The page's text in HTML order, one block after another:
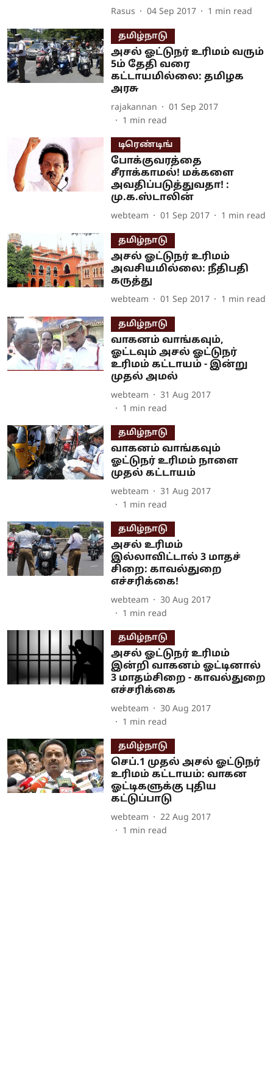
Rasus 04 Sep 2017 1 min read
தமிழ்நாடு
அசல் ஓட்டுநர் உரிமம் வரும்
5ம் தேதி வரை
கட்டாயமில்லை: தமிழக
அரசு
rajakannan
01 Sep 2017
1 min read
டிரெண்டிங்
போக்குவரத்தை
சீராக்காமல்! மக்களை
அவதிப்படுத்துவதா! :
மு.க.ஸ்டாலின்
webteam 01 Sep 2017 1 min read
தமிழ்நாடு
அசல் ஓட்டுநர் உரிமம்
அவசியமில்லை: நீதிபதி
கருத்து
webteam 01 Sep 2017 1 min read
தமிழ்நாடு
வாகனம் வாங்கவும்,
ஓட்டவும் அசல் ஓட்டுநர்
உரிமம் கட்டாயம் - இன்று
முதல் அமல்
webteam
31 Aug 2017
1 min read
தமிழ்நாடு
வாகனம் வாங்கவும்
ஓட்டுநர் உரிமம் நாளை
முதல் கட்டாயம்
webteam
31 Aug 2017
1 min read
தமிழ்நாடு
அசல் உரிமம்
இல்லாவிட்டால் 3 மாதச்
சிறை: காவல்துறை
எச்சரிக்கை!
webteam
30 Aug 2017
1 min read
தமிழ்நாடு
அசல் ஓட்டுநர் உரிமம்
இன்றி வாகனம் ஓட்டினால்
3 மாதம்சிறை - காவல்துறை
எச்சரிக்கை
webteam
30 Aug 2017
1 min read
தமிழ்நாடு
செப்.1 முதல் அசல் ஓட்டுநர்
உரிமம் கட்டாயம்: வாகன
ஓட்டிகளுக்கு புதிய
கட்டுப்பாடு
webteam
22 Aug 2017
1 min read